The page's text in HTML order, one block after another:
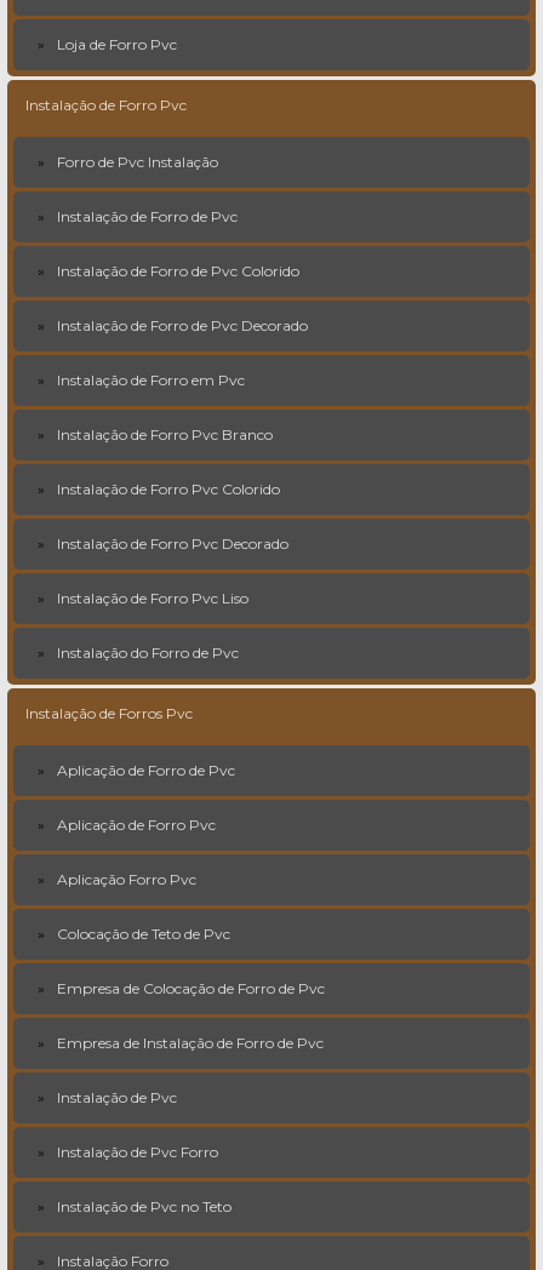
Loja de Forro Pvc
Instalação de Forro Pvc
Forro de Pvc Instalação
Instalação de Forro de Pvc
Instalação de Forro de Pvc Colorido
Instalação de Forro de Pvc Decorado
Instalação de Forro em Pvc
Instalação de Forro Pvc Branco
Instalação de Forro Pvc Colorido
Instalação de Forro Pvc Decorado
Instalação de Forro Pvc Liso
Instalação do Forro de Pvc
Instalação de Forros Pvc
Aplicação de Forro de Pvc
Aplicação de Forro Pvc
Aplicação Forro Pvc
Colocação de Teto de Pvc
Empresa de Colocação de Forro de Pvc
Empresa de Instalação de Forro de Pvc
Instalação de Pvc
Instalação de Pvc Forro
Instalação de Pvc no Teto
Instalação Forro